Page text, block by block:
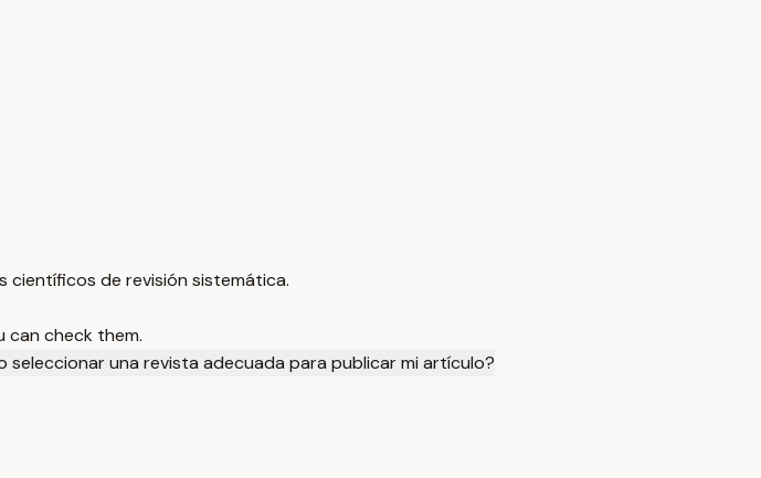
científicos de revisión sistemática.
check them.
seleccionar una revista adecuada para publicar mi artículo?